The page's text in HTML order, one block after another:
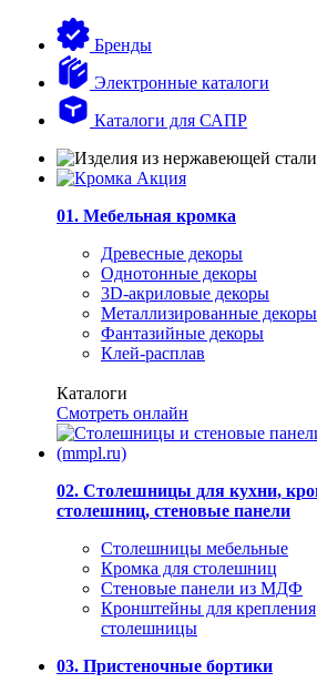
Бренды
Электронные каталоги
Каталоги для САПР
01. Мебельная кромка
Древесные декоры
Однотонные декоры
3D-акриловые декоры
Металлизированные декоры
Фантазийные декоры
Клей-расплав
Каталоги
Смотреть онлайн
02. Столешницы для кухни,
столешниц, стеновые панели
Столешницы мебельные
Кромка для столешниц
Стеновые панели из МДФ
Кронштейны для крепления
столешницы
03. Пристеночные бортики